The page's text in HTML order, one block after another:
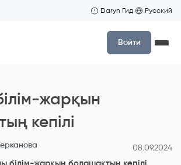
Daryn Гид Русский
Войти
жарқын
кепілі
08.09.2024